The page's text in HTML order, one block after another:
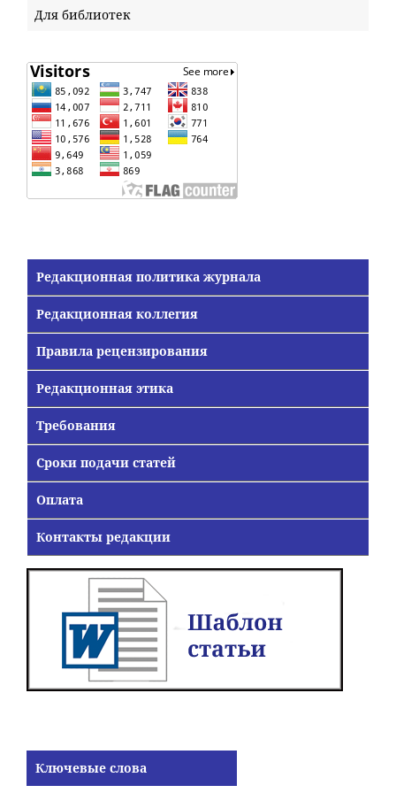
Для библиотек
Редакционная политика журнала
Редакционная коллегия
Правила рецензирования
Редакционная этика
Требования
Сроки подачи статей
Оплата
Контакты редакции
Ключевые слова